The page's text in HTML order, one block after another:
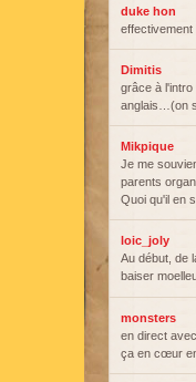
duke hon
effectivement
Dimitis
grâce à l'intro
anglais…(on
Mikpique
Je me
parents
Quoi qu'il en
loic_joly
Au début, de
baiser
monsters
en direct
ça en cœur